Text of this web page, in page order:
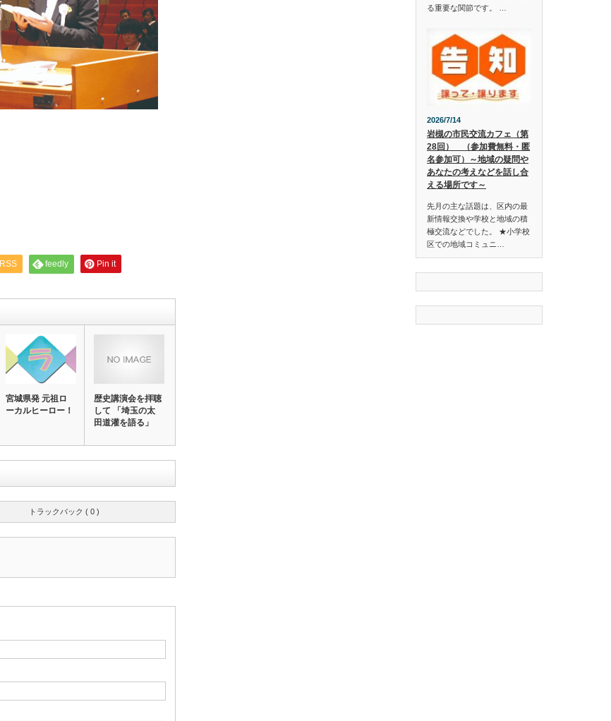
RSS feedly Pin it
宮城県発 元祖ロ
ーカルヒーロー！
歴史講演会を拝聴
して 「埼玉の太
田道灌を語る」
トラックバック ( 0 )
る重要な関節です。 …
2026/7/14
岩槻の市民交流カフェ（第
28回） （参加費無料・匿
名参加可）～地域の疑問や
あなたの考えなどを話し合
える場所です～
先月の主な話題は、区内の最
新情報交換や学校と地域の積
極交流などでした。 ★小学校
区での地域コミュニ…